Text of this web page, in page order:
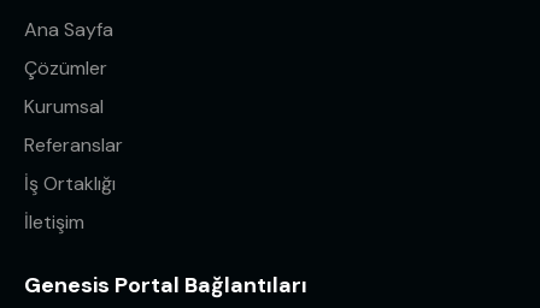
Ana Sayfa
Çözümler
Kurumsal
Referanslar
İş Ortaklığı
İletişim
Genesis Portal Bağlantıları